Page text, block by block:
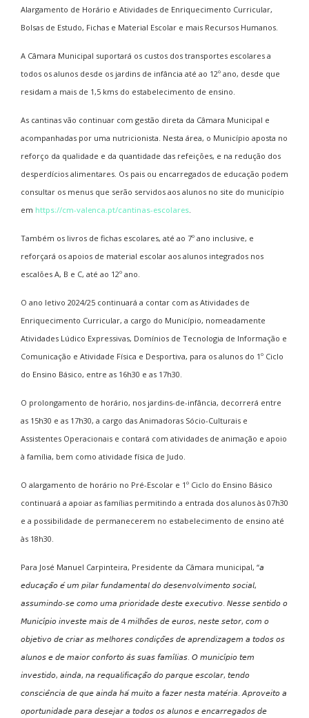
Alargamento de Horário e Atividades de Enriquecimento Curricular,
Bolsas de Estudo, Fichas e Material Escolar e mais Recursos Humanos.
A Câmara Municipal suportará os custos dos transportes escolares a
todos os alunos desde os jardins de infância até ao 12º ano, desde que
residam a mais de 1,5 kms do estabelecimento de ensino.
As cantinas vão continuar com gestão direta da Câmara Municipal e
acompanhadas por uma nutricionista. Nesta área, o Município aposta no
reforço da qualidade e da quantidade das refeições, e na redução dos
desperdícios alimentares. Os pais ou encarregados de educação podem
consultar os menus que serão servidos aos alunos no site do município
em https://cm-valenca.pt/cantinas-escolares
Também os livros de fichas escolares, até ao 7º ano inclusive, e
reforçará os apoios de material escolar aos alunos integrados nos
escalões A, B e C, até ao 12º ano.
O ano letivo 2024/25 continuará a contar com as Atividades de
Enriquecimento Curricular, a cargo do Município, nomeadamente
Atividades Lúdico Expressivas, Domínios de Tecnologia de Informação e
Comunicação e Atividade Física e Desportiva, para os alunos do 1º Ciclo
do Ensino Básico, entre as 16h30 e as 17h30.
O prolongamento de horário, nos jardins-de-infância, decorrerá entre
as 15h30 e as 17h30, a cargo das Animadoras Sócio-Culturais e
Assistentes Operacionais e contará com atividades de animação e apoio
à família, bem como atividade física de Judo.
O alargamento de horário no Pré-Escolar e 1º Ciclo do Ensino Básico
continuará a apoiar as famílias permitindo a entrada dos alunos às 07h30
e a possibilidade de permanecerem no estabelecimento de ensino até
às 18h30.
Para José Manuel Carpinteira, Presidente da Câmara municipal, “𝘢
𝘦𝘥𝘶𝘤𝘢𝘤̧𝘢̃𝘰 𝘦́ 𝘶𝘮 𝘱𝘪𝘭𝘢𝘳 𝘧𝘶𝘯𝘥𝘢𝘮𝘦𝘯𝘵𝘢𝘭 𝘥𝘰 𝘥𝘦𝘴𝘦𝘯𝘷𝘰𝘭𝘷𝘪𝘮𝘦𝘯𝘵𝘰 𝘴𝘰𝘤𝘪𝘢𝘭,
𝘢𝘴𝘴𝘶𝘮𝘪𝘯𝘥𝘰-𝘴𝘦 𝘤𝘰𝘮𝘰 𝘶𝘮𝘢 𝘱𝘳𝘪𝘰𝘳𝘪𝘥𝘢𝘥𝘦 𝘥𝘦𝘴𝘵𝘦 𝘦𝘹𝘦𝘤𝘶𝘵𝘪𝘷𝘰. 𝘕𝘦𝘴𝘴𝘦 𝘴𝘦𝘯𝘵𝘪𝘥𝘰 𝘰
𝘔𝘶𝘯𝘪𝘤𝘪́𝘱𝘪𝘰 𝘪𝘯𝘷𝘦𝘴𝘵𝘦 𝘮𝘢𝘪𝘴 𝘥𝘦 4 𝘮𝘪𝘭𝘩𝘰̃𝘦𝘴 𝘥𝘦 𝘦𝘶𝘳𝘰𝘴, 𝘯𝘦𝘴𝘵𝘦 𝘴𝘦𝘵𝘰𝘳, 𝘤𝘰𝘮 𝘰
𝘰𝘣𝘫𝘦𝘵𝘪𝘷𝘰 𝘥𝘦 𝘤𝘳𝘪𝘢𝘳 𝘢𝘴 𝘮𝘦𝘭𝘩𝘰𝘳𝘦𝘴 𝘤𝘰𝘯𝘥𝘪𝘤̧𝘰̃𝘦𝘴 𝘥𝘦 𝘢𝘱𝘳𝘦𝘯𝘥𝘪𝘻𝘢𝘨𝘦𝘮 𝘢 𝘵𝘰𝘥𝘰𝘴 𝘰𝘴
𝘢𝘭𝘶𝘯𝘰𝘴 𝘦 𝘥𝘦 𝘮𝘢𝘪𝘰𝘳 𝘤𝘰𝘯𝘧𝘰𝘳𝘵𝘰 𝘢̀𝘴 𝘴𝘶𝘢𝘴 𝘧𝘢𝘮𝘪́𝘭𝘪𝘢𝘴. 𝘖 𝘮𝘶𝘯𝘪𝘤𝘪́𝘱𝘪𝘰 𝘵𝘦𝘮
𝘪𝘯𝘷𝘦𝘴𝘵𝘪𝘥𝘰, 𝘢𝘪𝘯𝘥𝘢, 𝘯𝘢 𝘳𝘦𝘲𝘶𝘢𝘭𝘪𝘧𝘪𝘤𝘢𝘤̧𝘢̃𝘰 𝘥𝘰 𝘱𝘢𝘳𝘲𝘶𝘦 𝘦𝘴𝘤𝘰𝘭𝘢𝘳, 𝘵𝘦𝘯𝘥𝘰
𝘤𝘰𝘯𝘴𝘤𝘪𝘦̂𝘯𝘤𝘪𝘢 𝘥𝘦 𝘲𝘶𝘦 𝘢𝘪𝘯𝘥𝘢 𝘩𝘢́ 𝘮𝘶𝘪𝘵𝘰 𝘢 𝘧𝘢𝘻𝘦𝘳 𝘯𝘦𝘴𝘵𝘢 𝘮𝘢𝘵𝘦́𝘳𝘪𝘢. 𝘈𝘱𝘳𝘰𝘷𝘦𝘪𝘵𝘰 𝘢
𝘰𝘱𝘰𝘳𝘵𝘶𝘯𝘪𝘥𝘢𝘥𝘦 𝘱𝘢𝘳𝘢 𝘥𝘦𝘴𝘦𝘫𝘢𝘳 𝘢 𝘵𝘰𝘥𝘰𝘴 𝘰𝘴 𝘢𝘭𝘶𝘯𝘰𝘴 𝘦 𝘦𝘯𝘤𝘢𝘳𝘳𝘦𝘨𝘢𝘥𝘰𝘴 𝘥𝘦